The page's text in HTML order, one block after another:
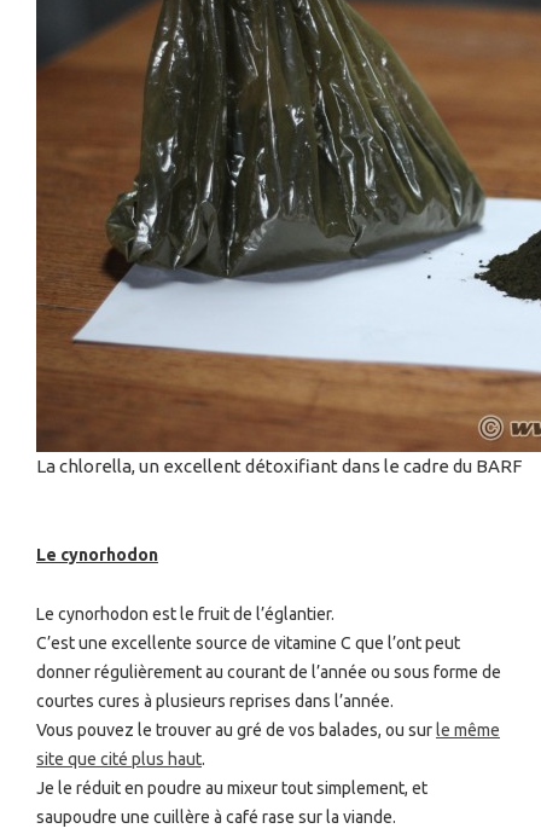
La chlorella, un excellent détoxifiant dans le cadre du BARF
Le cynorhodon
Le cynorhodon est le fruit de l’églantier.
C’est une excellente source de vitamine C que l’ont peut
donner régulièrement au courant de l’année ou sous forme de
courtes cures à plusieurs reprises dans l’année.
Vous pouvez le trouver au gré de vos balades, ou sur le même
site que cité plus haut.
Je le réduit en poudre au mixeur tout simplement, et
saupoudre une cuillère à café rase sur la viande.